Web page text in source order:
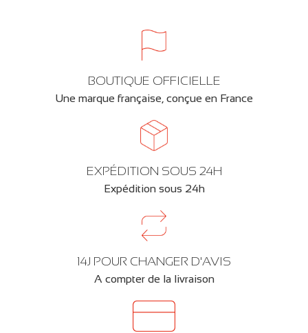
BOUTIQUE OFFICIELLE
Une marque française, conçue en France
EXPÉDITION SOUS 24H
Expédition sous 24h
14J POUR CHANGER D'AVIS
A compter de la livraison